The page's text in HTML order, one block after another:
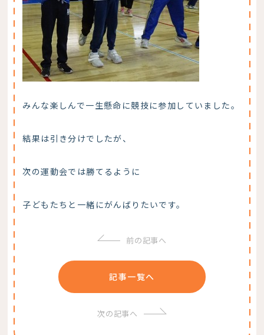
みんな楽しんで一生懸命に競技に参加していました。
結果は引き分けでしたが、
次の運動会では勝てるように
子どもたちと一緒にがんばりたいです。
前の記事へ
記事一覧へ
次の記事へ